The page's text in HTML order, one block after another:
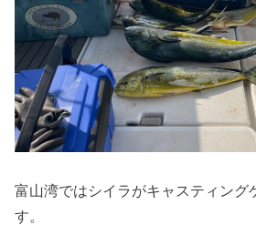
富山湾ではシイラがキャスティング
す。